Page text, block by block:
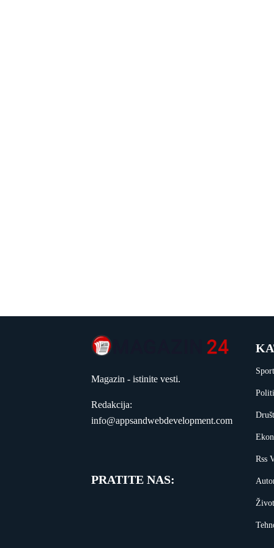
Magazin - istinite vesti.
Redakcija:
info@appsandwebdevelopment.com
PRATITE NAS:
Sport
Rss
Život